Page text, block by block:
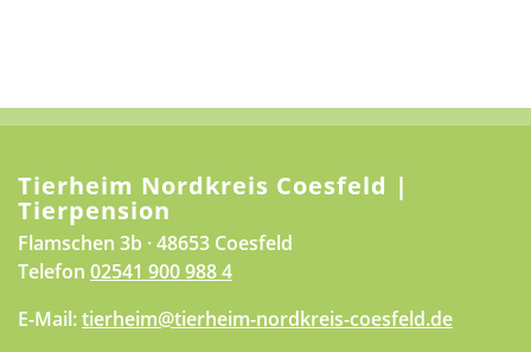
Tierheim Nordkreis Coesfeld |
Tierpension
Flamschen 3b · 48653 Coesfeld
Telefon 02541 900 988 4
E-Mail:tierheim@tierheim-nordkreis-coesfeld.de